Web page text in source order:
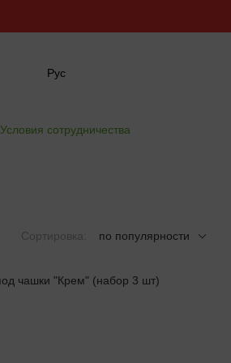
Рус
Условия сотрудничества
Сортировка: по популярности